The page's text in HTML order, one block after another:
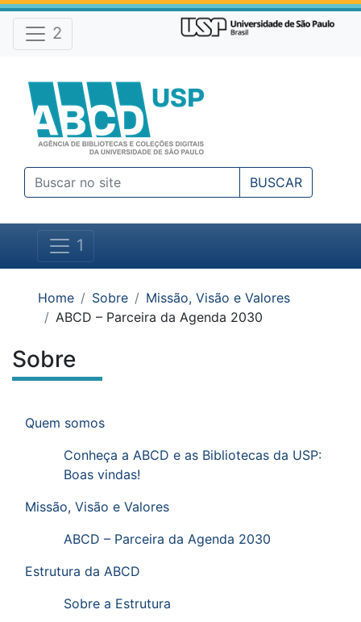
e Ferramentas do site
Ir para o conteúdo [1]
Ir para o menu [2]
Ir para a busca [3]
2
BUSCAR
1
Home Sobre
Missão, Visão e Valores
ABCD – Parceira da Agenda 2030
Conteúdo do site
Você está na área:
Sobre
Ir para o menu de sub-páginas.
Menu de sub-páginas
Quem somos
Conheça a ABCD e as Bibliotecas da USP:
Boas vindas!
Missão, Visão e Valores
ABCD – Parceira da Agenda 2030
Estrutura da ABCD
Sobre a Estrutura